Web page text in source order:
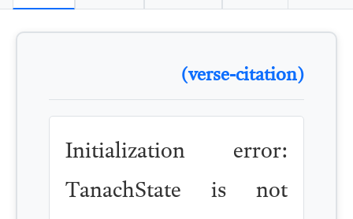
(verse-citation)
Initialization error:
TanachState is not